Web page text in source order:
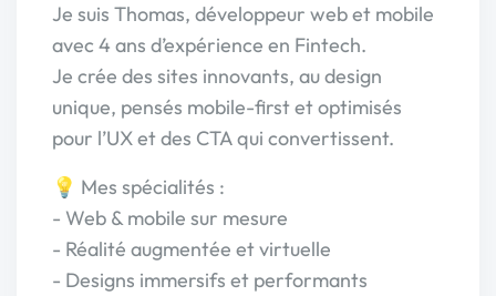
Je suis Thomas, développeur web et mobile
avec 4 ans d’expérience en Fintech.
Je crée des sites innovants, au design
unique, pensés mobile-first et optimisés
pour l’UX et des CTA qui convertissent.
💡 Mes spécialités :
- Web & mobile sur mesure
- Réalité augmentée et virtuelle
- Designs immersifs et performants